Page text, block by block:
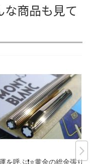
な商品も見て
を呼ぶ❗️⭐️黄金の総金張り⭐️